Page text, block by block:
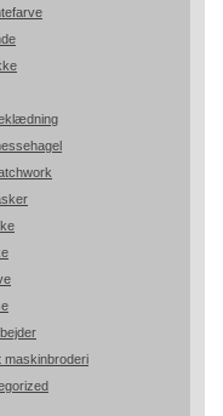
maskinbroderi